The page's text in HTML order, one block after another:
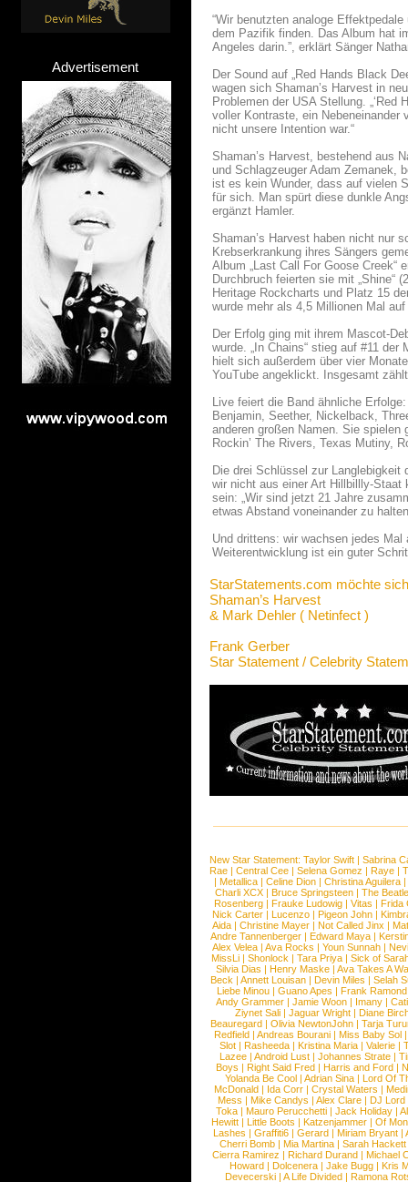
Advertisement
“Wir benutzten analoge
dem Pazifik finden. Das Album hat
Angeles darin.”, erklärt Sänger
Der Sound auf „Red Hands Black
wagen sich Shaman’s Harvest in
Problemen der USA Stellung.
voller Kontraste, ein
nicht unsere Intention war.“
Shaman’s Harvest, bestehend aus
und Schlagzeuger Adam Zemanek,
ist es kein Wunder, dass auf vielen
für sich. Man spürt diese dunkle
ergänzt Hamler.
Shaman’s Harvest haben nicht nur
Krebserkrankung ihres Sängers
Album „Last Call For Goose Creek“
Durchbruch feierten sie mit „Shine“
Heritage Rockcharts und Platz 15
wurde mehr als 4,5 Millionen Mal
Der Erfolg ging mit ihrem Mascot-
wurde. „In Chains“ stieg auf #11
hielt sich außerdem über vier
YouTube angeklickt. Insgesamt
Live feiert die Band ähnliche
Benjamin, Seether, Nickelback,
anderen großen Namen. Sie
Rockin’ The Rivers, Texas Mutiny,
Die drei Schlüssel zur
wir nicht aus einer Art Hillbillly-Staat
sein: „Wir sind jetzt 21 Jahre
etwas Abstand voneinander zu
Und drittens: wir wachsen jedes
Weiterentwicklung ist ein guter
StarStatements.com möchte
Shaman’s Harvest
& Mark Dehler ( Netinfect )
Frank Gerber
Star Statement / Celebrity
New Star Statement: Taylor Swift | Sabrina
Rae |Central Cee |Selena Gomez |Raye |
| Metallica | Celine Dion | Christina Aguilera |
Charli XCX |Bruce Springsteen |The
Rosenberg | Frauke Ludowig | Vitas | Frida
Nick Carter | Lucenzo | Pigeon John |
Aida |Christine Mayer |Not Called Jinx |
Andre Tannenberger | Edward Maya |
Alex Velea | Ava Rocks | Youn Sunnah |
MissLi | Shonlock | Tara Priya | Sick of
Silvia Dias |Henry Maske |Ava Takes A
Beck |Annett Louisan |Devin Miles |Selah
Liebe Minou |Guano Apes |Frank Ramond
Andy Grammer |Jamie Woon | Imany |
Ziynet Sali |Jaguar Wright |Diane
Beauregard |Olivia NewtonJohn |Tarja
Redfield | Andreas Bourani | Miss Baby Sol
Slot | Rasheeda | Kristina Maria | Valerie |
Lazee | Android Lust | Johannes Strate |
Boys | Right Said Fred | Harris and Ford |
Yolanda Be Cool |Adrian Sina |Lord Of
McDonald | Ida Corr |Crystal Waters |
Mess | Mike Candys | Alex Clare | DJ Lord
Toka | Mauro Perucchetti | Jack Holiday |
Hewitt |Little Boots |Katzenjammer |Of
Lashes |Graffiti6 |Gerard |Miriam Bryant |
Cherri Bomb | Mia Martina | Sarah Hackett
Cierra Ramirez | Richard Durand | Michael
Howard |Dolcenera |Jake Bugg |Kris
Devecerski |A Life Divided |Ramona